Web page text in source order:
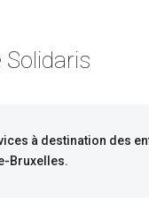
Solidaris
à destination des
Bruxelles.